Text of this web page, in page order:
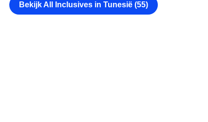
Bekijk All Inclusives in Tunesië (55)